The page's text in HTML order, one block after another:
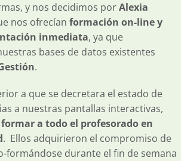
y nos decidimos porAlexia
nos ofrecían formación on-line y
inmediata, ya que
bases de datos existentes
.
a que se decretara el estado de
a nuestras pantallas interactivas,
a todo el profesorado en
. Ellos adquirieron el compromiso de
formándose durante el fin de semana